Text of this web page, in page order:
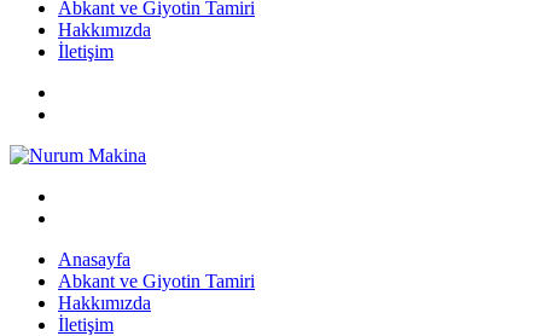
Abkant ve Giyotin Tamiri
Hakkımızda
İletişim
Anasayfa
Abkant ve Giyotin Tamiri
Hakkımızda
İletişim